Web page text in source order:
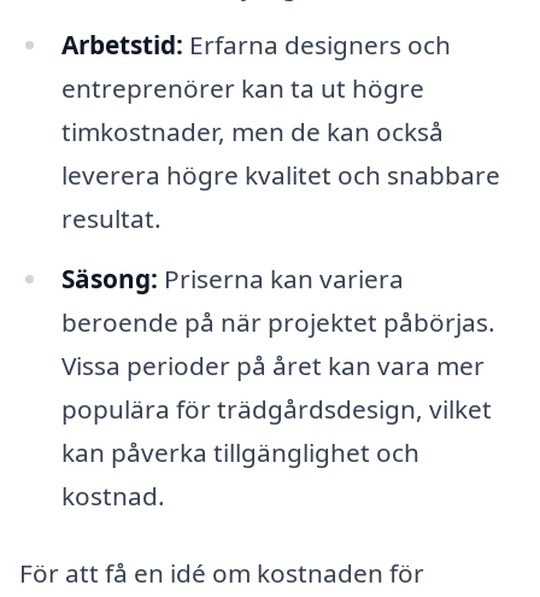
Arbetstid: Erfarna designers och
entreprenörer kan ta ut högre
timkostnader, men de kan också
leverera högre kvalitet och snabbare
resultat.
Säsong: Priserna kan variera
beroende på när projektet påbörjas.
Vissa perioder på året kan vara mer
populära för trädgårdsdesign, vilket
kan påverka tillgänglighet och
kostnad.
För att få en idé om kostnaden för